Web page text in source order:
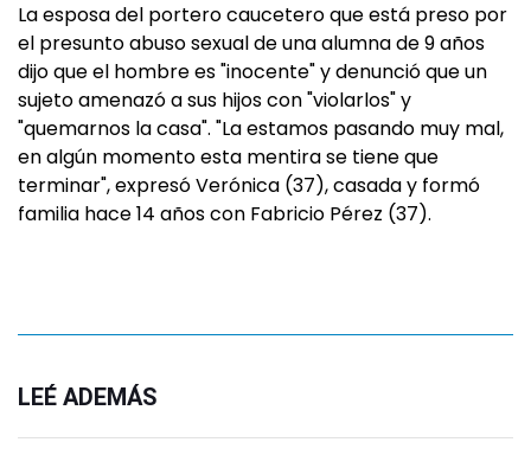
La esposa del portero caucetero que está preso por
el presunto abuso sexual de una alumna de 9 años
dijo que el hombre es "inocente" y denunció que un
sujeto amenazó a sus hijos con "violarlos" y
"quemarnos la casa". "La estamos pasando muy mal,
en algún momento esta mentira se tiene que
terminar", expresó Verónica (37), casada y formó
familia hace 14 años con Fabricio Pérez (37).
LEÉ ADEMÁS